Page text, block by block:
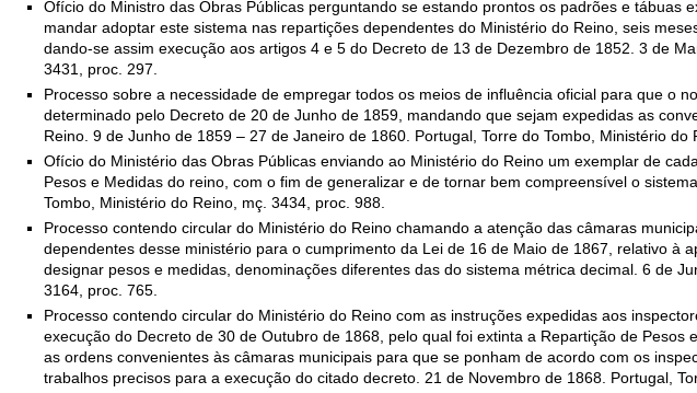
Ofício do Ministro das Obras Públicas perguntando se estando prontos os padrões e tábuas
mandar adoptar este sistema nas repartições dependentes do Ministério do Reino, seis
dando-se assim execução aos artigos 4 e 5 do Decreto de 13 de Dezembro de 1852. 3 de
3431, proc. 297.
Processo sobre a necessidade de empregar todos os meios de influência oficial para que o
determinado pelo Decreto de 20 de Junho de 1859, mandando que sejam expedidas as
Reino. 9 de Junho de 1859 – 27 de Janeiro de 1860. Portugal, Torre do Tombo, Ministério do
Ofício do Ministério das Obras Públicas enviando ao Ministério do Reino um exemplar de
Pesos e Medidas do reino, com o fim de generalizar e de tornar bem compreensível o
Tombo, Ministério do Reino, mç. 3434, proc. 988.
Processo contendo circular do Ministério do Reino chamando a atenção das câmaras
dependentes desse ministério para o cumprimento da Lei de 16 de Maio de 1867, relativo à
designar pesos e medidas, denominações diferentes das do sistema métrica decimal. 6 de
3164, proc. 765.
Processo contendo circular do Ministério do Reino com as instruções expedidas aos
execução do Decreto de 30 de Outubro de 1868, pelo qual foi extinta a Repartição de
as ordens convenientes às câmaras municipais para que se ponham de acordo com os
trabalhos precisos para a execução do citado decreto. 21 de Novembro de 1868. Portugal,